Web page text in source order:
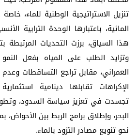
تنزيل الاستراتيجية الوطنية للماء،
المائية، باعتبارها الوحدة الترابية
هذا السياق، برزت التحديات المرتبطة
وتزايد الطلب على المياه بفعل
العمراني، مقابل تراجع التساقطات
الإكراهات تقابلها دينامية
تجسدت في تعزيز سياسة السدود،
البحر، وإطلاق برامج الربط بين الأحواض،
نحو تنويع مصادر التزود بالماء.